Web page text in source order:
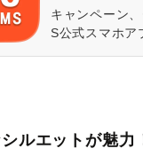
キャンペーン
S公式スマホア
シルエットが魅